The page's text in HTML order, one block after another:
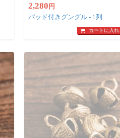
2,280 円
パッド付きグングル - 1列
カートに入れ